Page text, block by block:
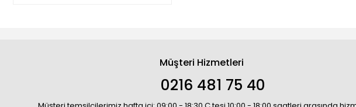
Müşteri Hizmetleri
0216 481 75 40